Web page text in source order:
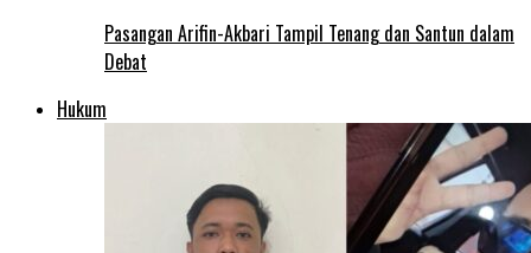
Pasangan Arifin-Akbari Tampil Tenang dan Santun dalam
Debat
Hukum